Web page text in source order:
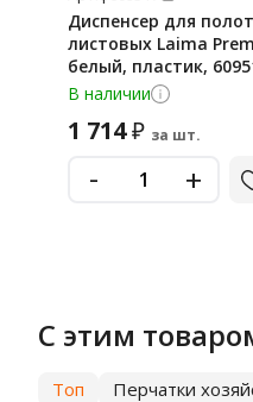
Диспенсер для
листовых Laima
белый, пластик,
В наличии
1 714₽ за шт.
- +
С этим
Топ Перчатки